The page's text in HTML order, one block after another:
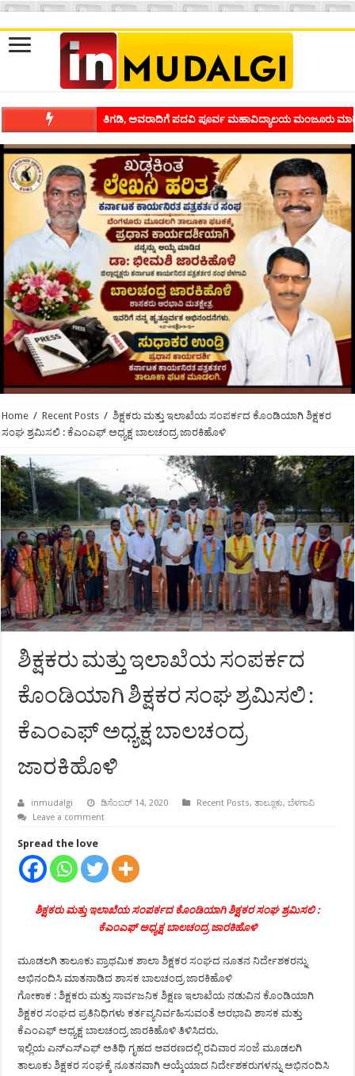
ಶಿವಾಪುರದಲ್ಲಿ ಕವಿಗೋಷ್ಠಿಯ ಸಂಭ್ರಮ ಭಾವನೆಗಳನ್ನು ಕಟ್ಟಿಕೊಡುವ
Home / Recent Posts / ಶಿಕ್ಷಕರು ಮತ್ತು ಇಲಾಖೆಯ ಸಂಪರ್ಕದ ಕೊಂಡಿಯಾಗಿ ಶಿಕ್ಷಕರ
ಸಂಘ ಶ್ರಮಿಸಲಿ : ಕೆಎಂಎಫ್ ಅಧ್ಯಕ್ಷ ಬಾಲಚಂದ್ರ ಜಾರಕಿಹೊಳಿ
ಶಿಕ್ಷಕರು ಮತ್ತು ಇಲಾಖೆಯ ಸಂಪರ್ಕದ
ಕೊಂಡಿಯಾಗಿ ಶಿಕ್ಷಕರ ಸಂಘ ಶ್ರಮಿಸಲಿ :
ಕೆಎಂಎಫ್ ಅಧ್ಯಕ್ಷ ಬಾಲಚಂದ್ರ
ಜಾರಕಿಹೊಳಿ
inmudalgi ಡಿಸೆಂಬರ್ 14, 2020 Recent Posts,ತಾಲ್ಲೂಕು,ಬೆಳಗಾವಿ
Leave a comment
Spread the love
ಶಿಕ್ಷಕರು ಮತ್ತು ಇಲಾಖೆಯ ಸಂಪರ್ಕದ ಕೊಂಡಿಯಾಗಿ ಶಿಕ್ಷಕರ ಸಂಘ ಶ್ರಮಿಸಲಿ :
ಕೆಎಂಎಫ್ ಅಧ್ಯಕ್ಷ ಬಾಲಚಂದ್ರ ಜಾರಕಿಹೊಳಿ
ಮೂಡಲಗಿ ತಾಲೂಕು ಪ್ರಾಥಮಿಕ ಶಾಲಾ ಶಿಕ್ಷಕರ ಸಂಘದ ನೂತನ ನಿರ್ದೇಶಕರನ್ನು
ಅಭಿನಂದಿಸಿ ಮಾತನಾಡಿದ ಶಾಸಕ ಬಾಲಚಂದ್ರ ಜಾರಕಿಹೊಳಿ
ಗೋಕಾಕ : ಶಿಕ್ಷಕರು ಮತ್ತು ಸಾರ್ವಜನಿಕ ಶಿಕ್ಷಣ ಇಲಾಖೆಯ ನಡುವಿನ ಕೊಂಡಿಯಾಗಿ
ಶಿಕ್ಷಕರ ಸಂಘದ ಪ್ರತಿನಿಧಿಗಳು ಕರ್ತವ್ಯನಿರ್ವಹಿಸುವಂತೆ ಅರಭಾವಿ ಶಾಸಕ ಮತ್ತು
ಕೆಎಂಎಫ್ ಅಧ್ಯಕ್ಷ ಬಾಲಚಂದ್ರ ಜಾರಕಿಹೊಳಿ ತಿಳಿಸಿದರು.
ಇಲ್ಲಿಯ ಎನ್‍ಎಸ್‍ಎಫ್ ಅತಿಥಿ ಗೃಹದ ಆವರಣದಲ್ಲಿ ರವಿವಾರ ಸಂಜೆ ಮೂಡಲಗಿ
ತಾಲೂಕು ಶಿಕ್ಷಕರ ಸಂಘಕ್ಕೆ ನೂತನವಾಗಿ ಆಯ್ಕೆಯಾದ ನಿರ್ದೇಶಕರುಗಳನ್ನು ಅಭಿನಂದಿಸಿ